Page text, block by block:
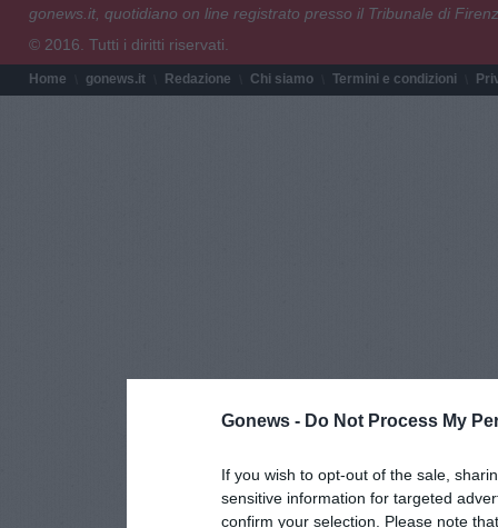
Gonews - Do Not Process My
If you wish to opt-out of the sale,
sensitive information for targeted
confirm your selection. Please note
gonews.it, quotidiano on line registrato presso il Tribunale di
© 2016. Tutti i diritti riservati.
Home gonews.it Redazione Chi siamo Termini e condizioni